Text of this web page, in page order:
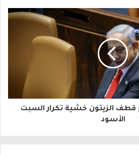
الزيتون خشية تكرار السبت
الأسود